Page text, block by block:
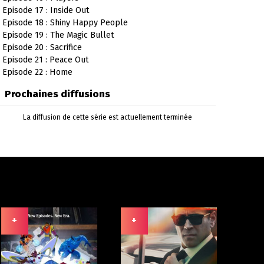
Episode 17 : Inside Out
Episode 18 : Shiny Happy People
Episode 19 : The Magic Bullet
Episode 20 : Sacrifice
Episode 21 : Peace Out
Episode 22 : Home
Prochaines diffusions
La diffusion de cette série est actuellement terminée
+ +